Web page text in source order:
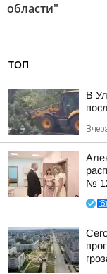
области"
ТОП
В
№